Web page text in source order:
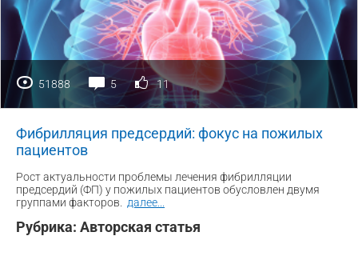
51888 5 11
Фибрилляция предсердий: фокус на пожилых
пациентов
Рост актуальности проблемы лечения фибрилляции
предсердий (ФП) у пожилых пациентов обусловлен двумя
группами факторов.
далее
Рубрика: Авторская статья